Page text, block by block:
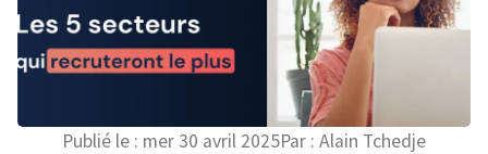
Publié le : mer 30 avril 2025Par : Alain Tchedje